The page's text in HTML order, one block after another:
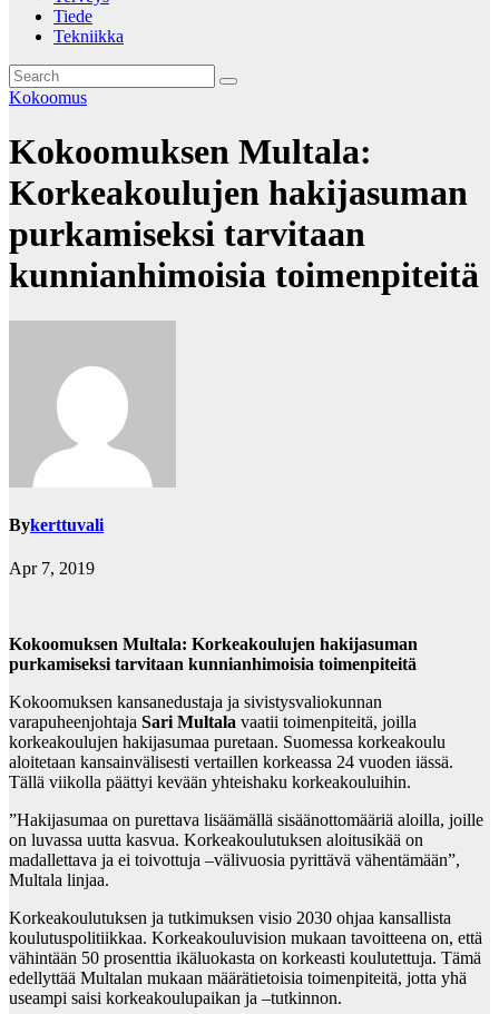
Tiede
Tekniikka
Kokoomus
Kokoomuksen Multala:
Korkeakoulujen hakijasuman
purkamiseksi tarvitaan
kunnianhimoisia toimenpiteitä
Bykerttuvali
Apr 7, 2019
Kokoomuksen Multala: Korkeakoulujen hakijasuman
purkamiseksi tarvitaan kunnianhimoisia toimenpiteitä
Kokoomuksen kansanedustaja ja sivistysvaliokunnan
varapuheenjohtaja Sari Multala vaatii toimenpiteitä, joilla
korkeakoulujen hakijasumaa puretaan. Suomessa korkeakoulu
aloitetaan kansainvälisesti vertaillen korkeassa 24 vuoden iässä.
Tällä viikolla päättyi kevään yhteishaku korkeakouluihin.
”Hakijasumaa on purettava lisäämällä sisäänottomääriä aloilla, joille
on luvassa uutta kasvua. Korkeakoulutuksen aloitusikää on
madallettava ja ei toivottuja –välivuosia pyrittävä vähentämään”,
Multala linjaa.
Korkeakoulutuksen ja tutkimuksen visio 2030 ohjaa kansallista
koulutuspolitiikkaa. Korkeakouluvision mukaan tavoitteena on, että
vähintään 50 prosenttia ikäluokasta on korkeasti koulutettuja. Tämä
edellyttää Multalan mukaan määrätietoisia toimenpiteitä, jotta yhä
useampi saisi korkeakoulupaikan ja –tutkinnon.